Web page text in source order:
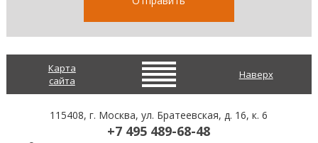
Карта
сайта
Наверх
115408, г. Москва,ул. Братеевская, д. 16, к. 6
+7 495 489-68-48